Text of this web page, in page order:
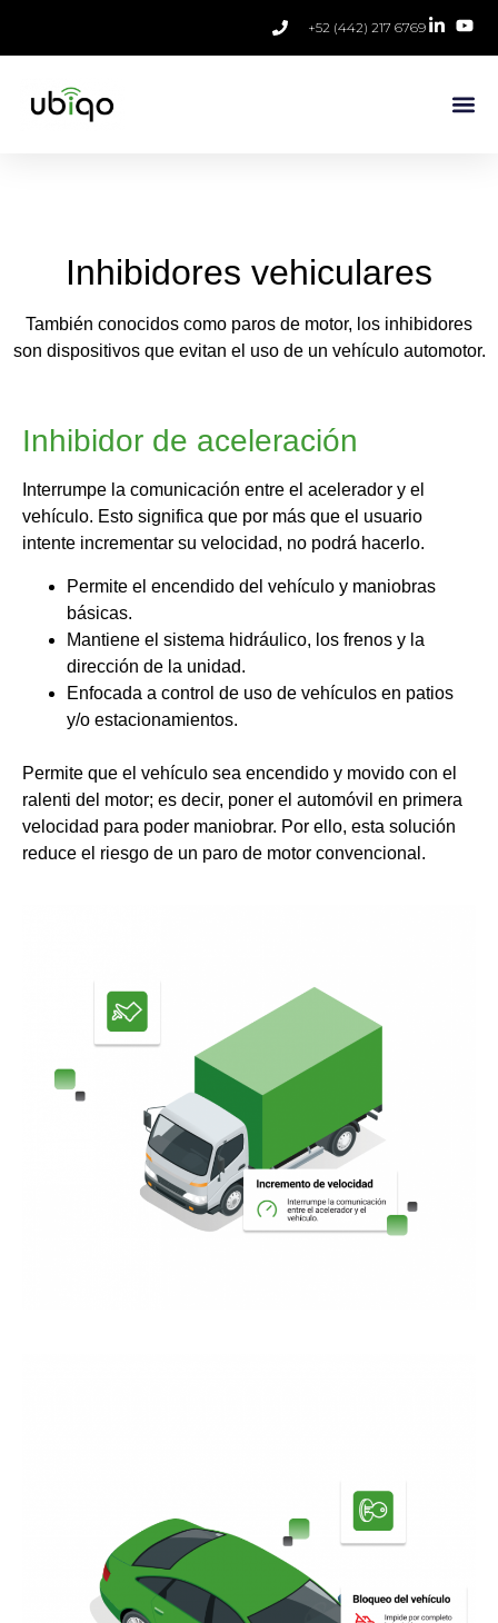
+52 (442) 217 6769
Inhibidores vehiculares
También conocidos como paros de motor, los inhibidores
son dispositivos que evitan el uso de un vehículo automotor.
Inhibidor de aceleración
Interrumpe la comunicación entre el acelerador y el
vehículo. Esto significa que por más que el usuario
intente incrementar su velocidad, no podrá hacerlo.
Permite el encendido del vehículo y maniobras
básicas.
Mantiene el sistema hidráulico, los frenos y la
dirección de la unidad.
Enfocada a control de uso de vehículos en patios
y/o estacionamientos.
Permite que el vehículo sea encendido y movido con el
ralenti del motor; es decir, poner el automóvil en primera
velocidad para poder maniobrar. Por ello, esta solución
reduce el riesgo de un paro de motor convencional.